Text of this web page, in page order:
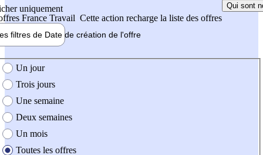
uniquement
France Travail Cette action recharge la liste des offres
Qui sont
filtres de Date de création de l'offre
création de l'offre
Un jour
Trois jours
Une semaine
Deux semaines
Un mois
Toutes les offres